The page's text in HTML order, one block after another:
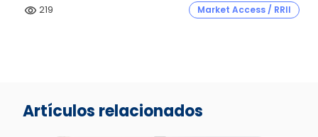
visibility 219 Market Access / RRII
Artículos relacionados